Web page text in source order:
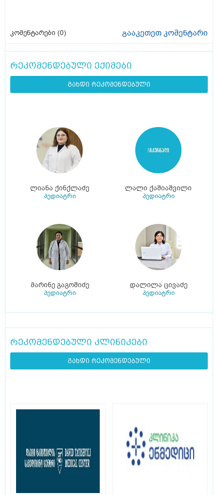
კომენტარები (0) გააკეთეთ კომენტარი
რეკომენდებული ექიმები
გახდი რეკომენდებული
ლიანა ქინქლაძე
პედიატრი
ლალი ქაშიაშვილი
პედიატრი
მარინე გაგოშიძე
პედიატრი
დალილა ცივაძე
პედიატრი
რეკომენდებული კლინიკები
გახდი რეკომენდებული